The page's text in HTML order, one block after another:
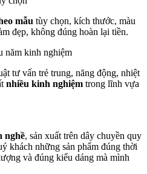
mẫu tùy chọn, kích thước, màu
đẹp, không đúng hoàn lại tiền.
tư vấn trẻ trung, năng động, nhiệt
nhiều kinh nghiệm trong lĩnh vựa
nghề, sản xuất trên dây chuyền quy
khách những sản phẩm đúng thời
và đúng kiểu dáng mà mình